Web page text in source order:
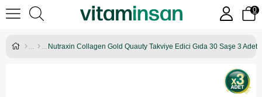
0
Nutraxin Collagen Gold Quauty Takviye Edici Gıda 30 Saşe 3 Adet